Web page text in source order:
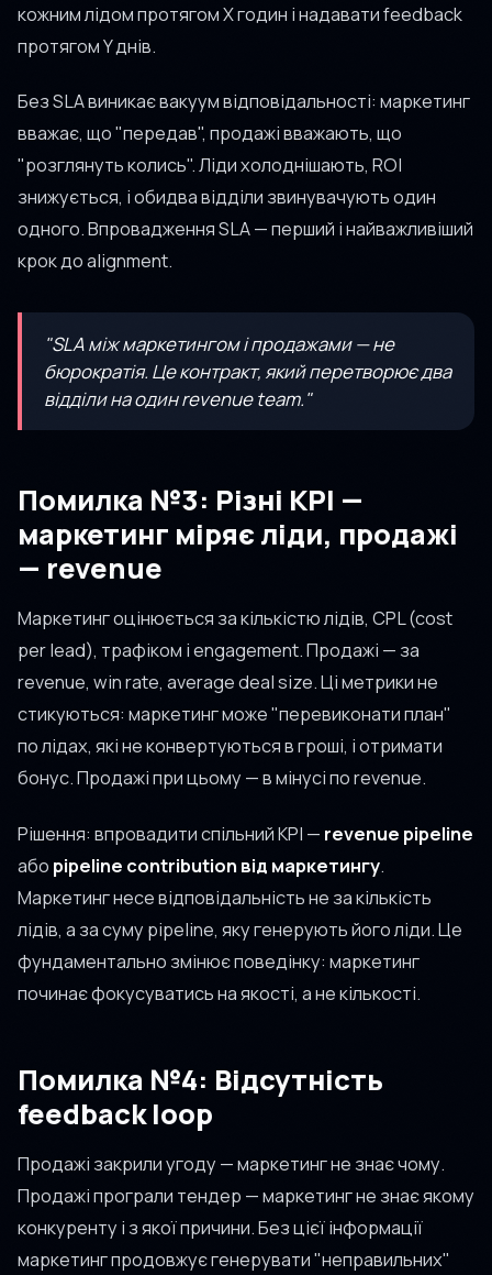
кожним лідом протягом X годин і надавати feedback
протягом Y днів.
Без SLA виникає вакуум відповідальності: маркетинг
вважає, що "передав", продажі вважають, що
"розглянуть колись". Ліди холоднішають, ROI
знижується, і обидва відділи звинувачують один
одного. Впровадження SLA — перший і найважливіший
крок до alignment.
"SLA між маркетингом і продажами — не
бюрократія. Це контракт, який перетворює два
відділи на один revenue team."
Помилка №3: Різні KPI —
маркетинг міряє ліди, продажі
— revenue
Маркетинг оцінюється за кількістю лідів, CPL (cost
per lead), трафіком і engagement. Продажі — за
revenue, win rate, average deal size. Ці метрики не
стикуються: маркетинг може "перевиконати план"
по лідах, які не конвертуються в гроші, і отримати
бонус. Продажі при цьому — в мінусі по revenue.
Рішення: впровадити спільний KPI — revenue pipeline
або pipeline contribution від маркетингу.
Маркетинг несе відповідальність не за кількість
лідів, а за суму pipeline, яку генерують його ліди. Це
фундаментально змінює поведінку: маркетинг
починає фокусуватись на якості, а не кількості.
Помилка №4: Відсутність
feedback loop
Продажі закрили угоду — маркетинг не знає чому.
Продажі програли тендер — маркетинг не знає якому
конкуренту і з якої причини. Без цієї інформації
маркетинг продовжує генерувати "неправильних"